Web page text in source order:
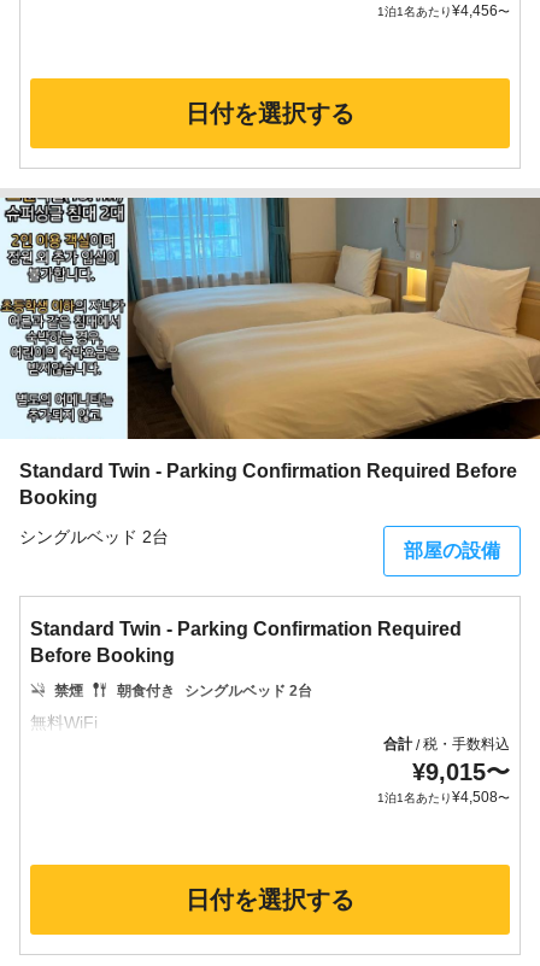
1泊1名あたり¥4,456〜
日付を選択する
Standard Twin - Parking Confirmation Required Before
Booking
シングルベッド 2台
部屋の設備
Standard Twin - Parking Confirmation Required
Before Booking
禁煙 朝食付き シングルベッド 2台
合計/税・手数料込
¥9,015〜
1泊1名あたり¥4,508〜
日付を選択する